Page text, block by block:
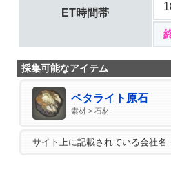
ET時間帯
採集可能なアイテム
ペタライト原石
素材 > 石材
サイト上に記載されている会社名